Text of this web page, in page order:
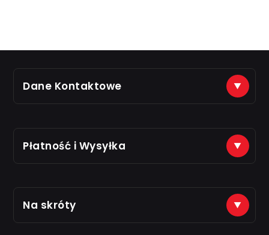
Dane Kontaktowe
(+48) 888 561 463
na e-maile odpisujemy od 8.00 do 16.00
Płatność i Wysyłka
Just7Gym
Na skróty